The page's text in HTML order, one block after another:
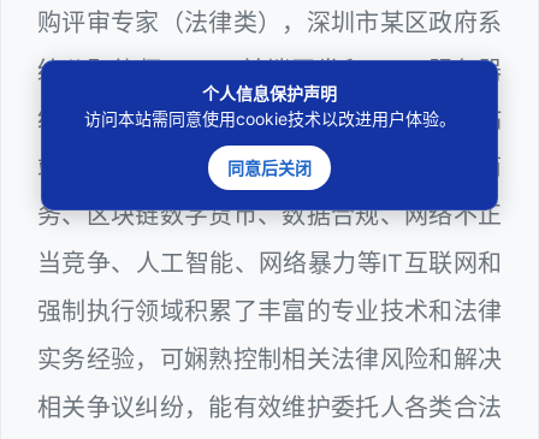
购评审专家（法律类），深圳市某区政府系
统公职律师、WEB前端开发和 WEB服务器
维护工程师、计算机信息网络安全员和网站
站长多年，在软件程序、网络游戏、电子商
务、区块链数字货币、数据合规、网络不正
当竞争、人工智能、网络暴力等IT互联网和
强制执行领域积累了丰富的专业技术和法律
实务经验，可娴熟控制相关法律风险和解决
相关争议纠纷，能有效维护委托人各类合法
个人信息保护声明
访问本站需同意使用cookie技术以改进用户体验。
同意后关闭